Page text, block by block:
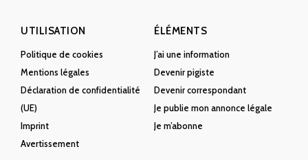
UTILISATION
Politique de cookies
Mentions légales
Déclaration de confidentialité
(UE)
Imprint
Avertissement
ÉLÉMENTS
J’ai une information
Devenir pigiste
Devenir correspondant
Je publie mon annonce légale
Je m’abonne